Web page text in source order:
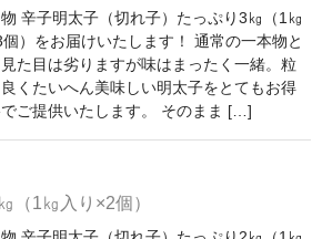
辛子明太子（切れ子）たっぷり3㎏（1㎏
個）をお届けいたします！ 通常の一本物と
た目は劣りますが味はまったく一緒。粒
くたいへん美味しい明太子をとてもお得
ご提供いたします。 そのまま […]
（1㎏入り×2個）